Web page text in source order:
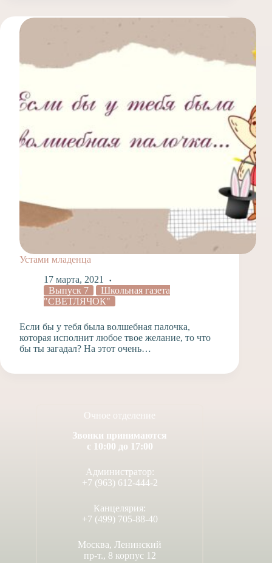
Устами младенца
17 марта, 2021
Выпуск 7
Школьная газета
"СВЕТЛЯЧОК"
Если бы у тебя была волшебная палочка,
которая исполнит любое твое желание, то что
бы ты загадал? На этот очень…
Очное отделение
Звонки принимаются
с 10:00 до 17:00
Администратор:
+7 (963) 612-444-2
Канцелярия:
+7 (499) 705-88-40
Москва, Ленинский
пр-т., 8 корпус 12